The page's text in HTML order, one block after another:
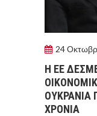
24
Η ΕΕ
ΟΥΚΡΑΝΙΑ
ΧΡΟΝΙΑ